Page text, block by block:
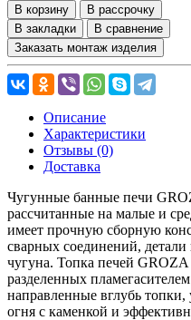
В корзину
В рассрочку
В закладки
В сравнение
Заказать монтаж изделия
Описание
Характеристики
Отзывы (0)
Доставка
Чугунные банные печи
рассчитанные на малые и
имеет прочную сборную
сварных соединений,
чугуна. Топка печей GROZA
разделенных
направленные вглубь
огня с каменкой и